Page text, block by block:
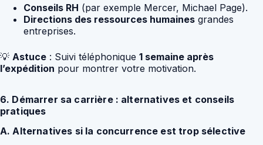
Conseils RH (par exemple Mercer, Michael Page).
Directions des ressources humaines grandes
entreprises.
💡 Astuce : Suivi téléphonique 1 semaine après
l’expédition pour montrer votre motivation.
6. Démarrer sa carrière : alternatives et conseils
pratiques
A. Alternatives si la concurrence est trop sélective